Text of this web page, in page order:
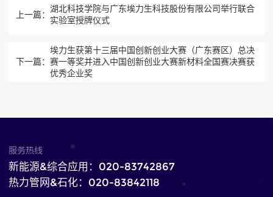
上一篇：
湖北科技学院与广东埃力生科技股份有限公司举行联合
实验室授牌仪式
下一篇：
埃力生获第十三届中国创新创业大赛（广东赛区）总决
赛一等奖并进入中国创新创业大赛新材料全国赛决赛获
优秀企业奖
服务热线
新能源&综合应用：020-83742867
热力管网&石化：020-83842118